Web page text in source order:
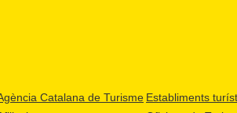
Catalana de Turisme Establiments